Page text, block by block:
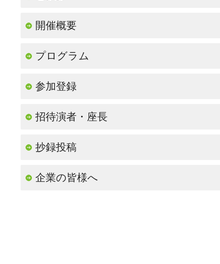
開催概要
プログラム
参加登録
招待演者・座長
抄録投稿
企業の皆様へ